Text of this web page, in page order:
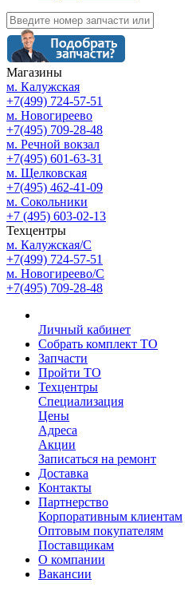
Магазины
м. Калужская
+7(499) 724-57-51
м. Новогиреево
+7(495) 709-28-48
м. Речной вокзал
+7(495) 601-63-31
м. Щелковская
+7(495) 462-41-09
м. Сокольники
+7 (495) 603-02-13
Техцентры
м. Калужская/С
+7(499) 724-57-51
м. Новогиреево/С
+7(495) 709-28-48
Личный кабинет
Собрать комплект ТО
Запчасти
Пройти ТО
Техцентры
Специализация
Цены
Адреса
Акции
Записаться на ремонт
Доставка
Контакты
Партнерство
Корпоративным клиентам
Оптовым покупателям
Поставщикам
О компании
Вакансии